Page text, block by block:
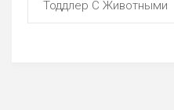
Тоддлер С Животными